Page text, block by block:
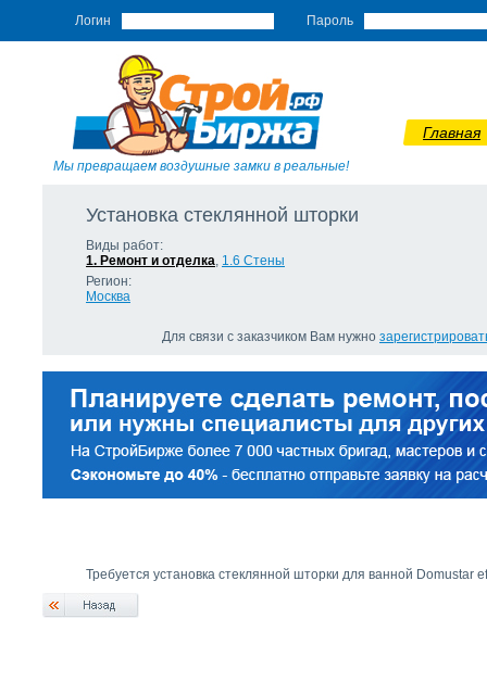
Логин Пароль
Мы превращаем воздушные замки в реальные!
Главная
Установка стеклянной шторки
Виды работ:
1. Ремонт и отделка, 1.6 Стены
Регион:
Москва
Для связи с заказчиком Вам нужно
Требуется установка стеклянной шторки для ванной Domustar